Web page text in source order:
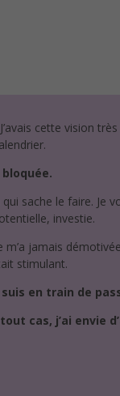
cette vision
qui sache le faire.
investie.
jamais
stimulant.
en train de
cas, j’ai envie